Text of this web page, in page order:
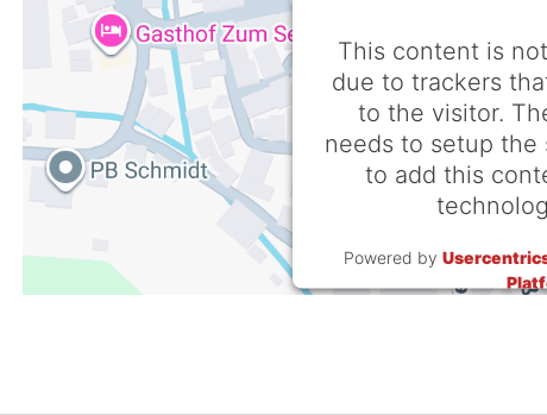
This content is
due to trackers
to the visitor.
needs to setup
to add this
Powered by